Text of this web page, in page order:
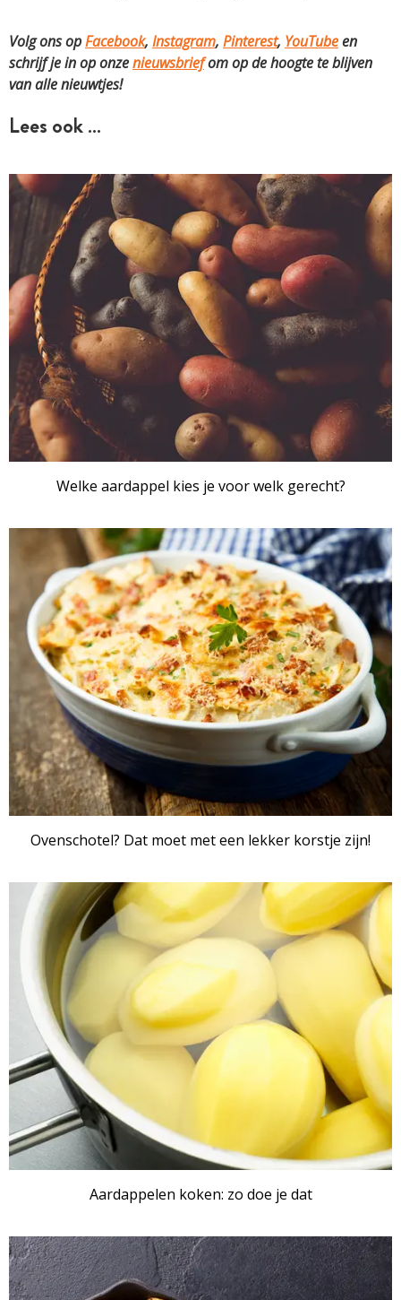
Volg ons opFacebook, Instagram, Pinterest, YouTubeen
schrijf je in op onzenieuwsbriefom op de hoogte te blijven
van alle nieuwtjes!
Lees ook …
Welke aardappel kies je voor welk gerecht?
Ovenschotel? Dat moet met een lekker korstje zijn!
Aardappelen koken: zo doe je dat